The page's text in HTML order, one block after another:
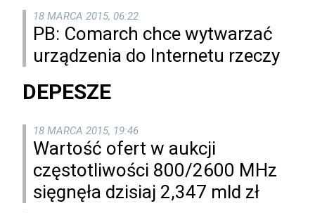
18 MARCA 2015, 06:22
PB: Comarch chce wytwarzać
urządzenia do Internetu rzeczy
DEPESZE
18 MARCA 2015, 19:46
Wartość ofert w aukcji
częstotliwości 800/2600 MHz
sięgnęła dzisiaj 2,347 mld zł